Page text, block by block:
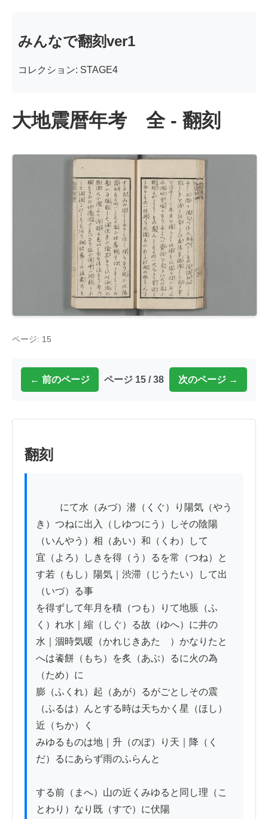
みんなで翻刻ver1
コレクション: STAGE4
大地震暦年考 全 - 翻刻
ページ: 15
← 前のページ ページ 15 / 38 次のページ →
翻刻
き）つねに出入（しゆつにう）しその陰陽
（いんやう）相（あい）和（くわ）して
宜（よろ）しきを得（う）るを常（つね）と
す若（もし）陽気｜渋滞（じうたい）して出
（いづ）る事
を得ずして年月を積（つも）りて地脹（ふ
く）れ水｜縮（しぐ）る故（ゆへ）に井の
水｜涸時気暖（かれじきあたゝ）かなりたと
へは餈餅（もち）を炙（あぶ）るに火の為
（ため）に
膨（ふくれ）起（あが）るがごとしその震
（ふるは）んとする時は天ちかく星（ほし）
近（ちか）く
みゆるものは地｜升（のぼ）り天｜降（く
だ）るにあらず雨のふらんと
する前（まへ）山の近くみゆると同し理（こ
とわり）なり既（すで）に伏陽